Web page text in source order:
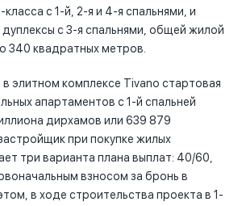
с 1-й, 2-я и 4-я спальнями, и
с 3-я спальнями, общей жилой
340 квадратных метров.
элитном комплексе Tivano стартовая
апартаментов с 1-й спальней
дирхамов или 639 879
при покупке жилых
три варианта плана выплат: 40/60,
взносом за бронь в
в ходе строительства проекта в 1-